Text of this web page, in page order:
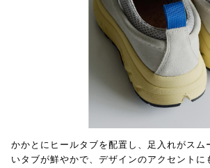
かかとにヒールタブを配置し、足入れがスム
いタブが鮮やかで、デザインのアクセントに